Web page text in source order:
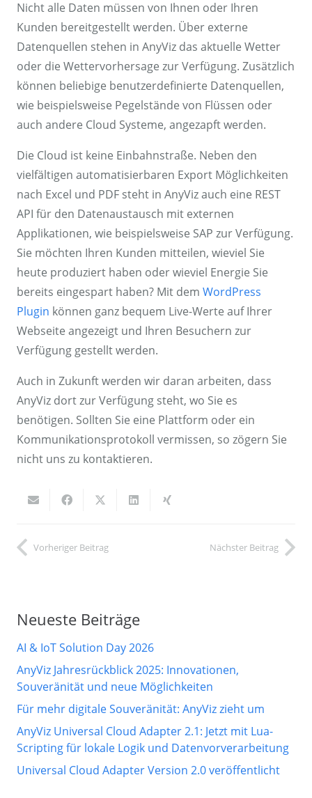
Nicht alle Daten müssen von Ihnen oder Ihren
Kunden bereitgestellt werden. Über externe
Datenquellen stehen in AnyViz das aktuelle Wetter
oder die Wettervorhersage zur Verfügung. Zusätzlich
können beliebige benutzerdefinierte Datenquellen,
wie beispielsweise Pegelstände von Flüssen oder
auch andere Cloud Systeme, angezapft werden.
Die Cloud ist keine Einbahnstraße. Neben den
vielfältigen automatisierbaren Export Möglichkeiten
nach Excel und PDF steht in AnyViz auch eine REST
API für den Datenaustausch mit externen
Applikationen, wie beispielsweise SAP zur Verfügung.
Sie möchten Ihren Kunden mitteilen, wieviel Sie
heute produziert haben oder wieviel Energie Sie
bereits eingespart haben? Mit dem WordPress
Plugin können ganz bequem Live-Werte auf Ihrer
Webseite angezeigt und Ihren Besuchern zur
Verfügung gestellt werden.
Auch in Zukunft werden wir daran arbeiten, dass
AnyViz dort zur Verfügung steht, wo Sie es
benötigen. Sollten Sie eine Plattform oder ein
Kommunikationsprotokoll vermissen, so zögern Sie
nicht uns zu kontaktieren.
Vorheriger Beitrag Nächster Beitrag
Neueste Beiträge
AI & IoT Solution Day 2026
AnyViz Jahresrückblick 2025: Innovationen,
Souveränität und neue Möglichkeiten
Für mehr digitale Souveränität: AnyViz zieht um
AnyViz Universal Cloud Adapter 2.1: Jetzt mit Lua-
Scripting für lokale Logik und Datenvorverarbeitung
Universal Cloud Adapter Version 2.0 veröffentlicht